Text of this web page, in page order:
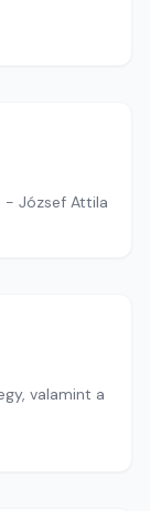
- József Attila
valamint a